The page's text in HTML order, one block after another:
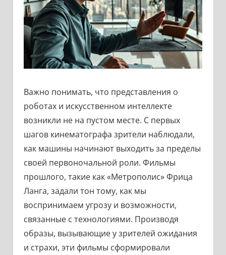
Важно понимать, что представления о
роботах и искусственном интеллекте
возникли не на пустом месте. С первых
шагов кинематографа зрители наблюдали,
как машины начинают выходить за пределы
своей первоночальной роли. Фильмы
прошлого, такие как «Метрополис» Фрица
Ланга, задали тон тому, как мы
воспринимаем угрозу и возможности,
связанные с технологиями. Производя
образы, вызывающие у зрителей ожидания
и страхи, эти фильмы сформировали